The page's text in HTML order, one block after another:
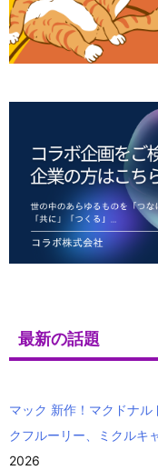
最新の話題
マック 新作！マクドナ
クフルーリー、ミクルキ
2026